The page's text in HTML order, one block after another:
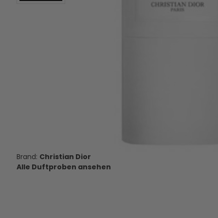
Toilette -
Christian Dior
Alle Duftproben ansehen